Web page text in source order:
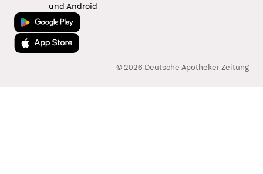
und Android
Jetzt bei Google Play
Laden im App Store
© 2026 Deutsche Apotheker Zeitung